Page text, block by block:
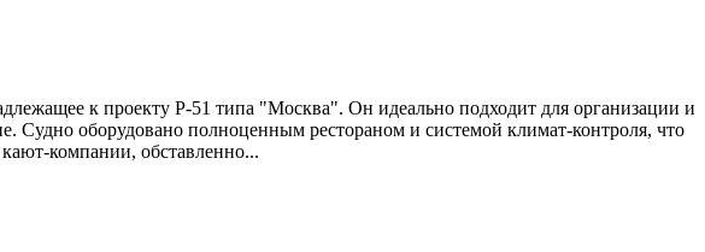
к проекту Р-51 типа "Москва". Он идеально подходит для организации и
Судно оборудовано полноценным рестораном и системой климат-контроля, что
компании, обставленно...